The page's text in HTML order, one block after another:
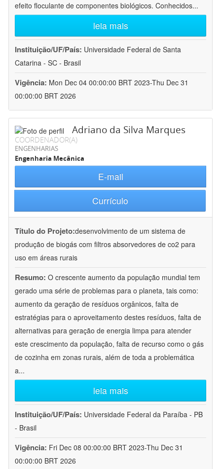
efeito floculante de componentes biológicos. Conhecidos...
leia mais
Instituição/UF/País: Universidade Federal de Santa
Catarina - SC - Brasil
Vigência: Mon Dec 04 00:00:00 BRT 2023-Thu Dec 31
00:00:00 BRT 2026
Adriano da Silva Marques
COORDENADOR(A)
ENGENHARIAS
Engenharia Mecânica
E-mail
Currículo
Título do Projeto:desenvolvimento de um sistema de
produção de biogás com filtros absorvedores de co2 para
uso em áreas rurais
Resumo: O crescente aumento da população mundial tem
gerado uma série de problemas para o planeta, tais como:
aumento da geração de resíduos orgânicos, falta de
estratégias para o aproveitamento destes resíduos, falta de
alternativas para geração de energia limpa para atender
este crescimento da população, falta de recurso como o gás
de cozinha em zonas rurais, além de toda a problemática
a...
leia mais
Instituição/UF/País: Universidade Federal da Paraíba - PB
- Brasil
Vigência: Fri Dec 08 00:00:00 BRT 2023-Thu Dec 31
00:00:00 BRT 2026